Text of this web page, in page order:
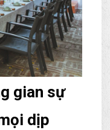
gian sự
dịp